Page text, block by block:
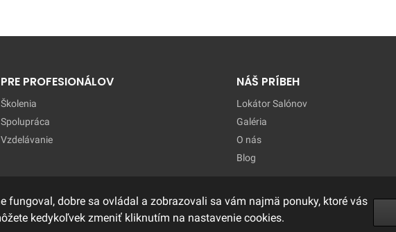
PRE PROFESIONÁLOV
Školenia
Spolupráca
Vzdelávanie
NÁŠ PRÍBEH
Lokátor Salónov
Galéria
O nás
Blog
fungoval, dobre sa ovládal a zobrazovali sa vám najmä ponuky, ktoré vás
kedykoľvek zmeniť kliknutím na nastavenie cookies.